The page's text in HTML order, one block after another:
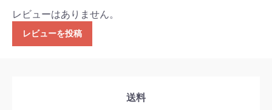
レビューはありません。
レビューを投稿
送料